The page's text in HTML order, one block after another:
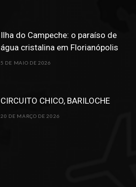
Ilha do Campeche: o paraíso de
água cristalina em Florianópolis
5 DE MAIO DE 2026
CIRCUITO CHICO, BARILOCHE
20 DE MARÇO DE 2026